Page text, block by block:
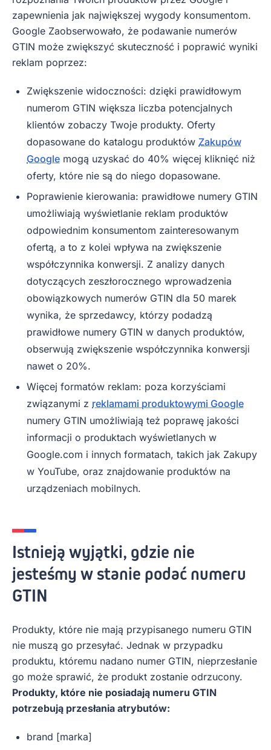
zapewnienia jak największej wygody konsumentom.
Google Zaobserwowało, że podawanie numerów
GTIN może zwiększyć skuteczność i poprawić wyniki
reklam poprzez:
Zwiększenie widoczności: dzięki prawidłowym
numerom GTIN większa liczba potencjalnych
klientów zobaczy Twoje produkty. Oferty
dopasowane do katalogu produktów Zakupów
Google mogą uzyskać do 40% więcej kliknięć niż
oferty, które nie są do niego dopasowane.
Poprawienie kierowania: prawidłowe numery GTIN
umożliwiają wyświetlanie reklam produktów
odpowiednim konsumentom zainteresowanym
ofertą, a to z kolei wpływa na zwiększenie
współczynnika konwersji. Z analizy danych
dotyczących zeszłorocznego wprowadzenia
obowiązkowych numerów GTIN dla 50 marek
wynika, że sprzedawcy, którzy podadzą
prawidłowe numery GTIN w danych produktów,
obserwują zwiększenie współczynnika konwersji
nawet o 20%.
Więcej formatów reklam: poza korzyściami
związanymi z reklamami produktowymi Google
numery GTIN umożliwiają też poprawę jakości
informacji o produktach wyświetlanych w
Google.com i innych formatach, takich jak Zakupy
w YouTube, oraz znajdowanie produktów na
urządzeniach mobilnych.
Istnieją wyjątki, gdzie nie
jesteśmy w stanie podać numeru
GTIN
Produkty, które nie mają przypisanego numeru GTIN
nie muszą go przesyłać. Jednak w przypadku
produktu, któremu nadano numer GTIN, nieprzesłanie
go może sprawić, że produkt zostanie odrzucony.
Produkty, które nie posiadają numeru GTIN
potrzebują przesłania atrybutów:
brand [marka]